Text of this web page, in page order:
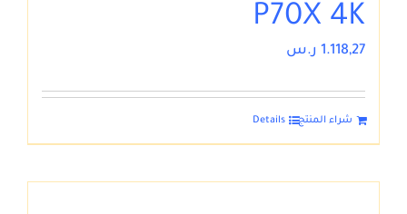
P70X 4K
1.118,27 ر.س
شراء المنتج Details